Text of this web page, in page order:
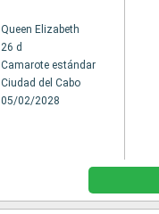
Queen Elizabeth
26 d
Camarote estándar
Ciudad del Cabo
05/02/2028